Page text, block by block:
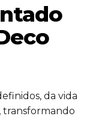
da vida
transformando